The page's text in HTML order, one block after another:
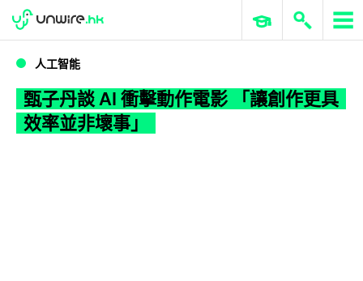
WWDC 2026 ERP 與商業 AI
人工智能
甄子丹談 AI 衝擊動作電影 「讓創作更具
效率並非壞事」